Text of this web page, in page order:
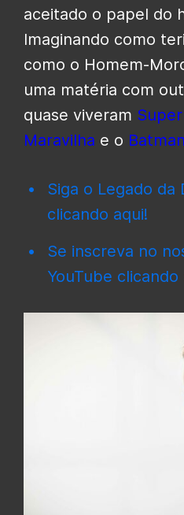
aceitado o papel do
Imaginando como
como o Homem-
uma matéria com
quase viveram
Maravilha e o Batman
Siga o Legado da
clicando aqui!
Se inscreva no
YouTube clicando